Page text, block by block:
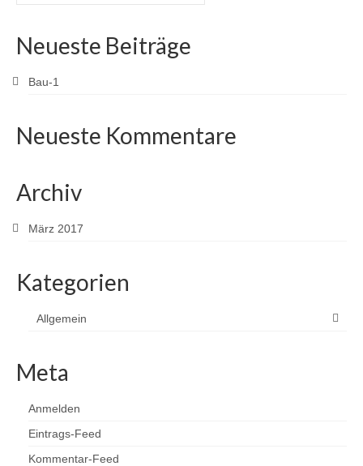
Neueste Beiträge
Bau-1
Neueste Kommentare
Archiv
März 2017
Kategorien
Allgemein
Meta
Anmelden
Eintrags-Feed
Kommentar-Feed